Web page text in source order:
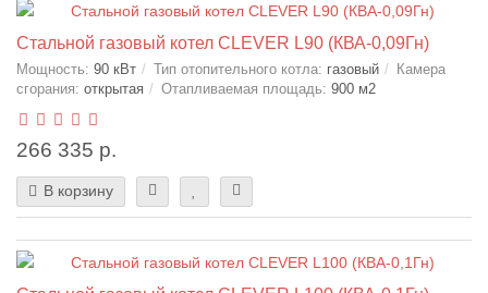
Стальной газовый котел CLEVER L90 (КВА-0,09Гн)
Мощность: 90 кВт Тип отопительного котла: газовый
Камера
сгорания: открытая Отапливаемая площадь: 900 м2
266 335 р.
В корзину